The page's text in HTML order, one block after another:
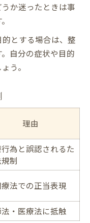
か迷ったときは事
とする場合は、整
自分の症状や目的
う。
理由
為と誤認されるた
制
療法での正当表現
・医療法に抵触